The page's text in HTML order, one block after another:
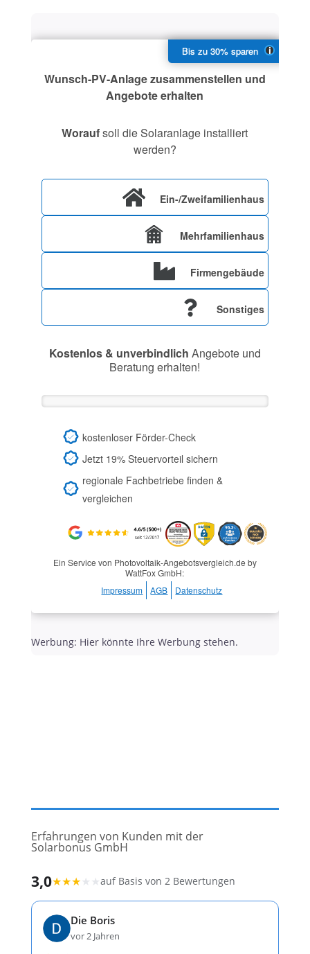
Wunsch-PV-Anlage zusammenstellen und
Angebote erhalten
Woraufsoll die Solaranlage installiert
werden?
Ein-/Zweifamilienhaus
Mehrfamilienhaus
Firmengebäude
Sonstiges
Kostenlos & unverbindlich Angebote und
Beratung erhalten!
kostenloser Förder-Check
Jetzt 19% Steuervorteil sichern
regionale Fachbetriebe finden &
vergleichen
Ein Service von Photovoltaik-Angebotsvergleich.de by
WattFox GmbH:
Impressum
AGB Datenschutz
Werbung: Hier könnte Ihre Werbung stehen.
Erfahrungen von Kunden mit der
Solarbonus GmbH
3,0★★★★ ★auf Basis von 2 Bewertungen
Die Boris
vor 2 Jahren